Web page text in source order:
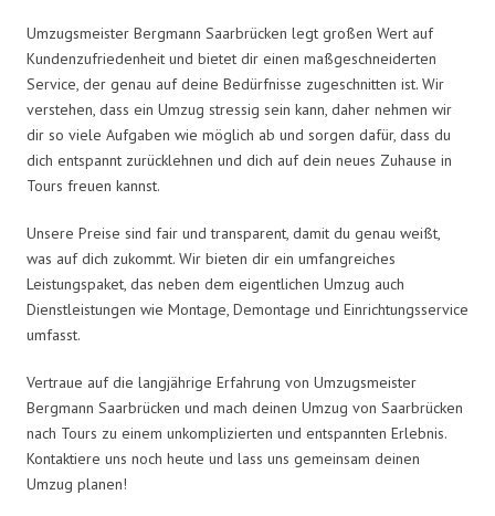
Umzugsmeister Bergmann Saarbrücken legt großen Wert auf
Kundenzufriedenheit und bietet dir einen maßgeschneiderten
Service, der genau auf deine Bedürfnisse zugeschnitten ist. Wir
verstehen, dass ein Umzug stressig sein kann, daher nehmen wir
dir so viele Aufgaben wie möglich ab und sorgen dafür, dass du
dich entspannt zurücklehnen und dich auf dein neues Zuhause in
Tours freuen kannst.
Unsere Preise sind fair und transparent, damit du genau weißt,
was auf dich zukommt. Wir bieten dir ein umfangreiches
Leistungspaket, das neben dem eigentlichen Umzug auch
Dienstleistungen wie Montage, Demontage und Einrichtungsservice
umfasst.
Vertraue auf die langjährige Erfahrung von Umzugsmeister
Bergmann Saarbrücken und mach deinen Umzug von Saarbrücken
nach Tours zu einem unkomplizierten und entspannten Erlebnis.
Kontaktiere uns noch heute und lass uns gemeinsam deinen
Umzug planen!